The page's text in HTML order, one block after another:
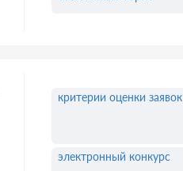
критерии оценки заявок
электронный конкурс